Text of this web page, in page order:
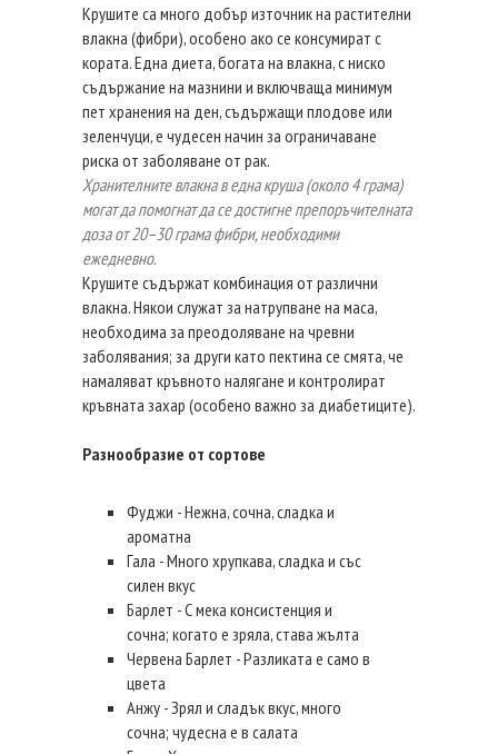
Крушите са много добър източник на растителни
влакна (фибри), особено ако се консумират с
кората. Една диета, богата на влакна, с ниско
съдържание на мазнини и включваща минимум
пет хранения на ден, съдържащи плодове или
зеленчуци, е чудесен начин за ограничаване
риска от заболяване от рак.
Хранителните влакна в една круша (около 4 грама)
могат да помогнат да се достигне препоръчителната
доза от 20–30 грама фибри, необходими
ежедневно.
Крушите съдържат комбинация от различни
влакна. Някои служат за натрупване на маса,
необходима за преодоляване на чревни
заболявания; за други като пектина се смята, че
намаляват кръвното налягане и контролират
кръвната захар (особено важно за диабетиците).
Разнообразие от сортове
Фуджи - Нежна, сочна, сладка и
ароматна
Гала - Много хрупкава, сладка и със
силен вкус
Барлет - С мека консистенция и
сочна; когато е зряла, става жълта
Червена Барлет - Разликата е само в
цвета
Анжу - Зрял и сладък вкус, много
сочна; чудесна е в салата